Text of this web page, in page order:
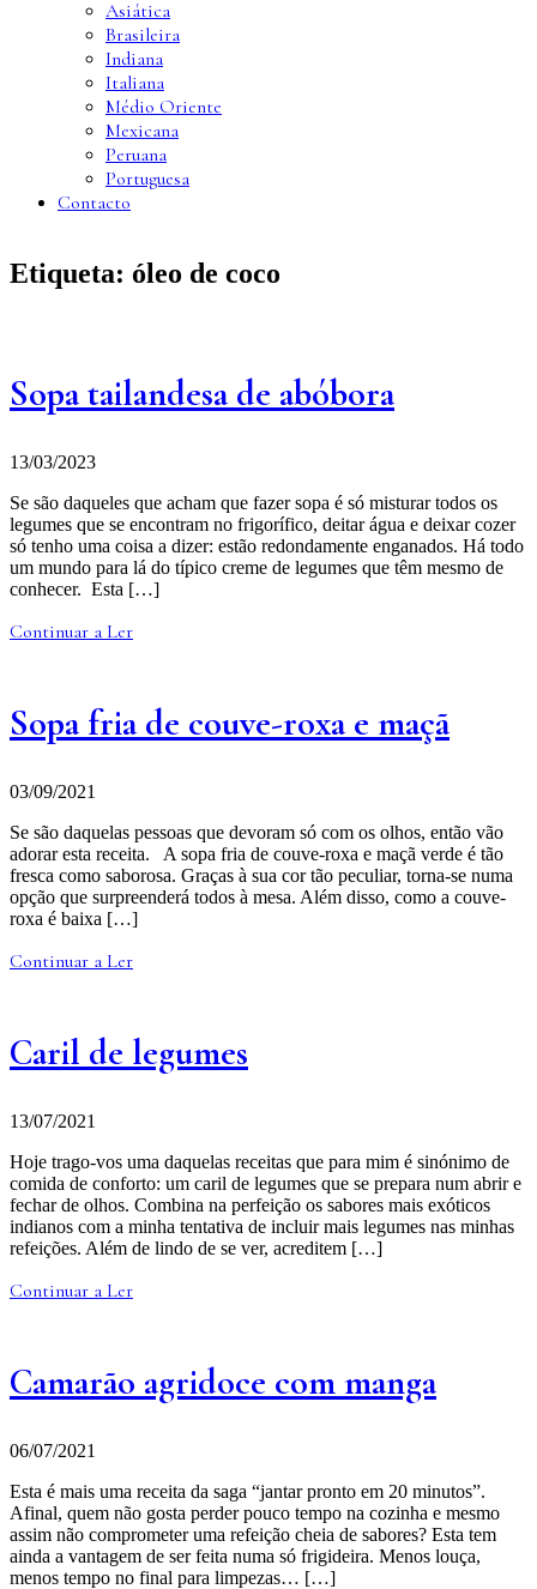
Asiática
Brasileira
Indiana
Italiana
Médio Oriente
Mexicana
Peruana
Portuguesa
Contacto
Etiqueta: óleo de coco
Sopa tailandesa de abóbora
13/03/2023
Se são daqueles que acham que fazer sopa é só misturar todos os
legumes que se encontram no frigorífico, deitar água e deixar cozer
só tenho uma coisa a dizer: estão redondamente enganados. Há todo
um mundo para lá do típico creme de legumes que têm mesmo de
conhecer. Esta […]
Continuar a Ler
Sopa fria de couve-roxa e maçã
03/09/2021
Se são daquelas pessoas que devoram só com os olhos, então vão
adorar esta receita. A sopa fria de couve-roxa e maçã verde é tão
fresca como saborosa. Graças à sua cor tão peculiar, torna-se numa
opção que surpreenderá todos à mesa. Além disso, como a couve-
roxa é baixa […]
Continuar a Ler
Caril de legumes
13/07/2021
Hoje trago-vos uma daquelas receitas que para mim é sinónimo de
comida de conforto: um caril de legumes que se prepara num abrir e
fechar de olhos. Combina na perfeição os sabores mais exóticos
indianos com a minha tentativa de incluir mais legumes nas minhas
refeições. Além de lindo de se ver, acreditem […]
Continuar a Ler
Camarão agridoce com manga
06/07/2021
Esta é mais uma receita da saga “jantar pronto em 20 minutos”.
Afinal, quem não gosta perder pouco tempo na cozinha e mesmo
assim não comprometer uma refeição cheia de sabores? Esta tem
ainda a vantagem de ser feita numa só frigideira. Menos louça,
menos tempo no final para limpezas… […]